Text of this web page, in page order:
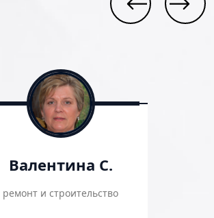
Валентина С.
ремонт и строительство